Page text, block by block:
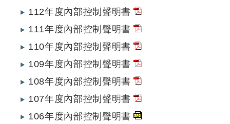
112年度內部控制聲明書
111年度內部控制聲明書
110年度內部控制聲明書
109年度內部控制聲明書
108年度內部控制聲明書
107年度內部控制聲明書
106年度內部控制聲明書